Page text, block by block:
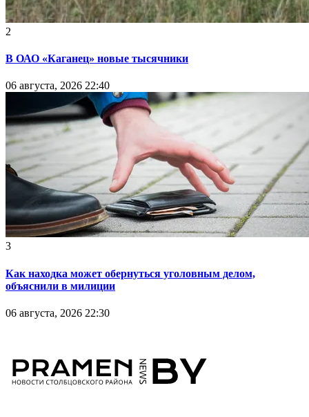
2
В ОАО «Каганец» новые тысячники
06 августа, 2026 22:40
3
Как находка может обернуться уголовным делом,
объяснили в милиции
06 августа, 2026 22:30